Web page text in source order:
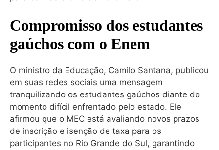
Compromisso dos estudantes
gaúchos com o Enem
O ministro da Educação, Camilo Santana, publicou
em suas redes sociais uma mensagem
tranquilizando os estudantes gaúchos diante do
momento difícil enfrentado pelo estado. Ele
afirmou que o MEC está avaliando novos prazos
de inscrição e isenção de taxa para os
participantes no Rio Grande do Sul, garantindo